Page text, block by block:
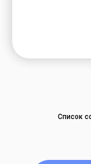
Список